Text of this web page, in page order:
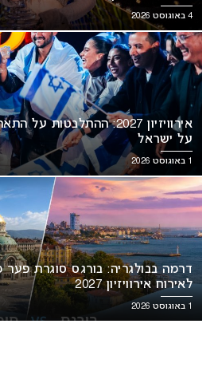
4 באוגוסט 2026
אירוויזיון 2027:
על ישראל
1 באוגוסט 2026
דרמה בבולגריה: בורגס סוגרת פער
לאירוח אירוויזיון 2027
1 באוגוסט 2026